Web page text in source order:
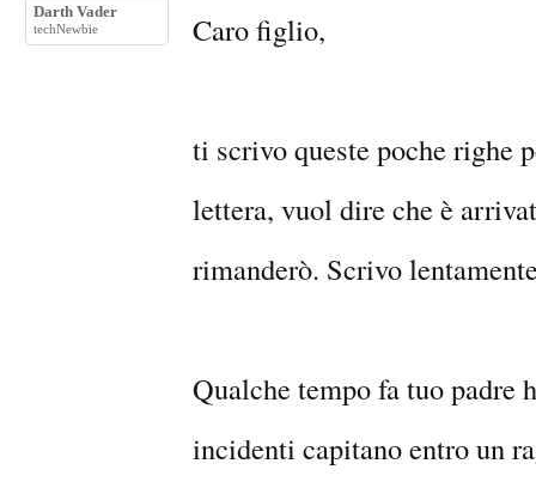
Darth Vader
techNewbie Caro figlio,
ti scrivo queste poche righe
lettera, vuol dire che è
rimanderò. Scrivo
Qualche tempo fa tuo padre
incidenti capitano entro un